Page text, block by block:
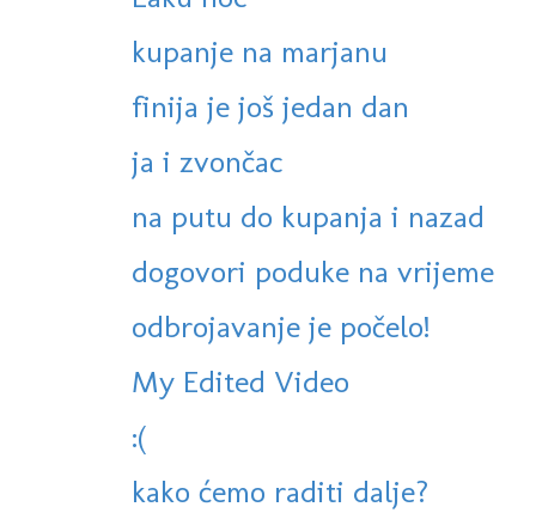
kupanje na marjanu
finija je još jedan dan
ja i zvončac
na putu do kupanja i nazad
dogovori poduke na vrijeme
odbrojavanje je počelo!
My Edited Video
:(
kako ćemo raditi dalje?